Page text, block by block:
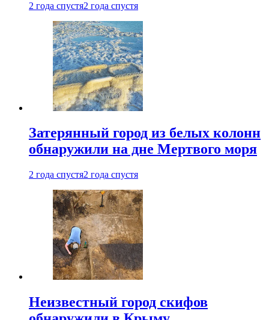
2 года спустя2 года спустя
Затерянный город из белых колонн
обнаружили на дне Мертвого моря
2 года спустя2 года спустя
Неизвестный город скифов